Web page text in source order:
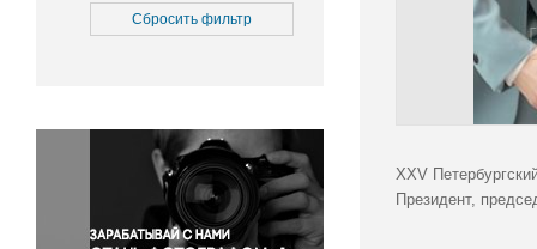
Медицина
Окружающая среда
Политика
Правосудие
Происшествия и конфликты
Сбросить фильтр
XXV
Президент,